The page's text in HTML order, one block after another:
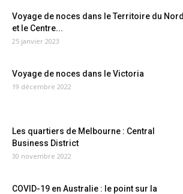
Voyage de noces dans le Territoire du Nord
et le Centre...
25 janvier 2023
Voyage de noces dans le Victoria
19 décembre 2022
Les quartiers de Melbourne : Central
Business District
30 novembre 2022
COVID-19 en Australie : le point sur la